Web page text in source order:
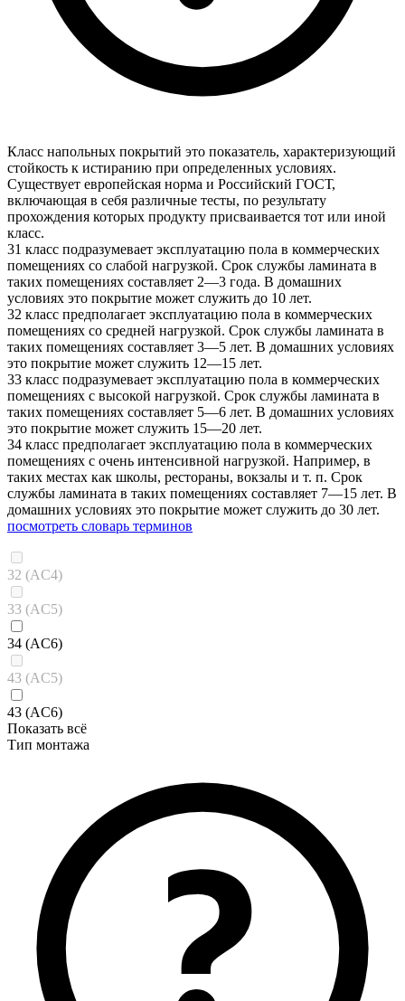
Класс напольных покрытий это показатель, характеризующий
стойкость к истиранию при определенных условиях.
Существует европейская норма и Российский ГОСТ,
включающая в себя различные тесты, по результату
прохождения которых продукту присваивается тот или иной
класс.
31 класс подразумевает эксплуатацию пола в коммерческих
помещениях со слабой нагрузкой. Срок службы ламината в
таких помещениях составляет 2—3 года. В домашних
условиях это покрытие может служить до 10 лет.
32 класс предполагает эксплуатацию пола в коммерческих
помещениях со средней нагрузкой. Срок службы ламината в
таких помещениях составляет 3—5 лет. В домашних условиях
это покрытие может служить 12—15 лет.
33 класс подразумевает эксплуатацию пола в коммерческих
помещениях с высокой нагрузкой. Срок службы ламината в
таких помещениях составляет 5—6 лет. В домашних условиях
это покрытие может служить 15—20 лет.
34 класс предполагает эксплуатацию пола в коммерческих
помещениях с очень интенсивной нагрузкой. Например, в
таких местах как школы, рестораны, вокзалы и т. п. Срок
службы ламината в таких помещениях составляет 7—15 лет. В
домашних условиях это покрытие может служить до 30 лет.
посмотреть словарь терминов
32 (AC4)
33 (AC5)
34 (AC6)
43 (AC5)
43 (AC6)
Показать всё
Тип монтажа